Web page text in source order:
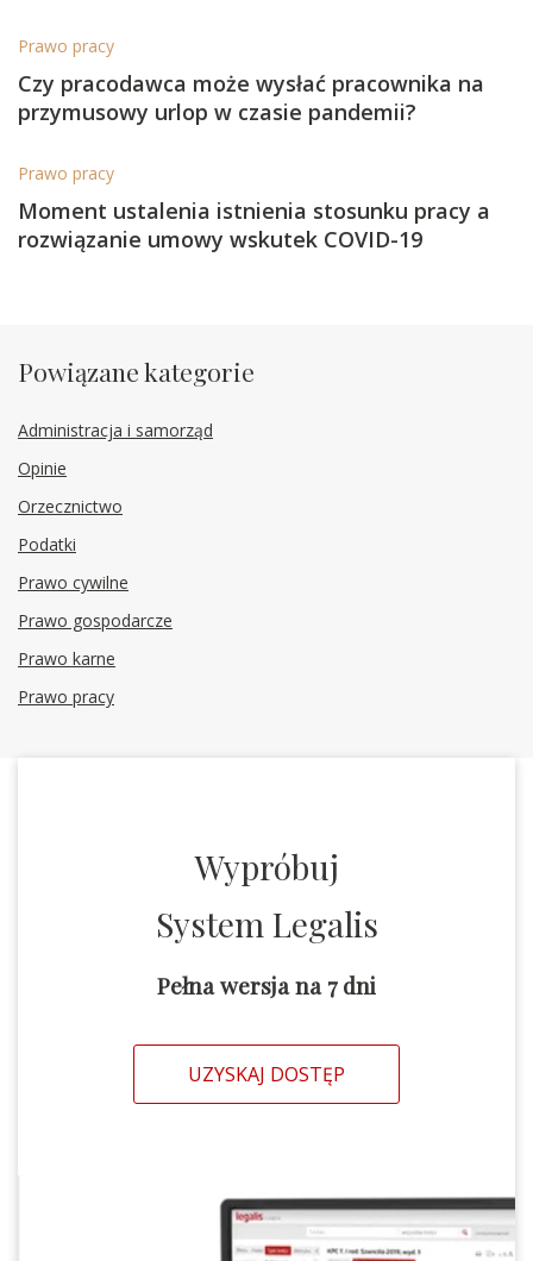
Prawo pracy
Czy pracodawca może wysłać pracownika na
przymusowy urlop w czasie pandemii?
Prawo pracy
Moment ustalenia istnienia stosunku pracy a
rozwiązanie umowy wskutek COVID-19
Powiązane kategorie
Administracja i samorząd
Opinie
Orzecznictwo
Podatki
Prawo cywilne
Prawo gospodarcze
Prawo karne
Prawo pracy
Wypróbuj
System Legalis
Pełna wersja na 7 dni
UZYSKAJ DOSTĘP